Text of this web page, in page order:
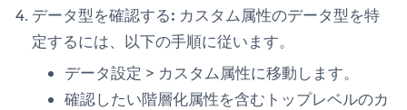
データ型を確認する: カスタム属性のデータ型を特
定するには、以下の手順に従います。
データ設定 > カスタム属性に移動します。
確認したい階層化属性を含むトップレベルのカ